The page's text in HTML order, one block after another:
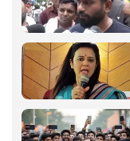
डॉ.
यह बहुत अच्छा हुआ
अधिकार के दरवाजे